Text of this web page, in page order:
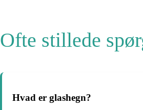
Ofte stillede
Hvad er glashegn?